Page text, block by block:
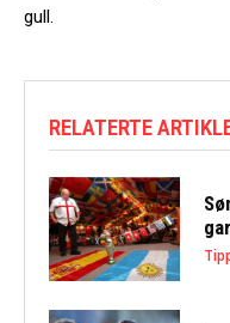
gull.
RELATERTE